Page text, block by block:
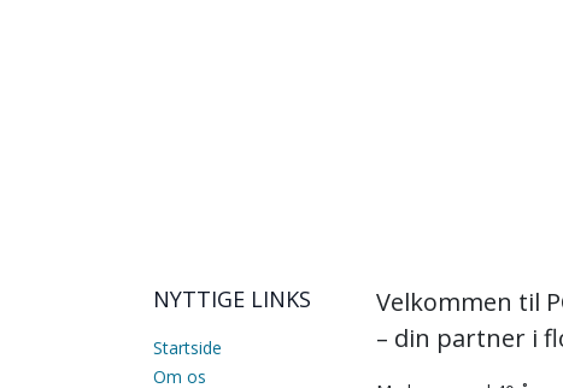
NYTTIGE LINKS
Startside
Om os
Velkommen til
– din partner i